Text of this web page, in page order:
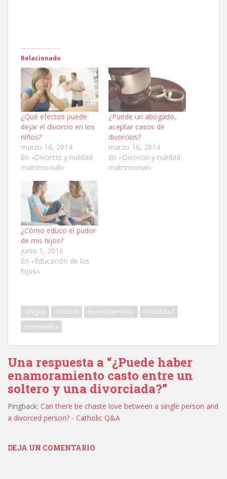
Relacionado
¿Qué efectos puede
dejar el divorcio en los
niños?
marzo 16, 2014
En «Divorcio y nulidad
matrimonial»
¿Puede un abogado,
aceptar casos de
divorcios?
marzo 16, 2014
En «Divorcio y nulidad
matrimonial»
¿Cómo educo el pudor
de mis hijos?
junio 1, 2016
En «Educación de los
hijos»
amigos divorcio enamoramiento
infidelidad
intimidades
Una respuesta a “¿Puede haber
enamoramiento casto entre un
soltero y una divorciada?”
Pingback: Can there be chaste love between a single person and
a divorced person? - Catholic Q&A
DEJA UN COMENTARIO